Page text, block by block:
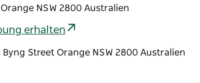
NSW 2800 Australien
erhalten